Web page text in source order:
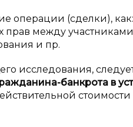
операции (сделки), как:
прав между участниками
и пр.
исследования,
банкрота в